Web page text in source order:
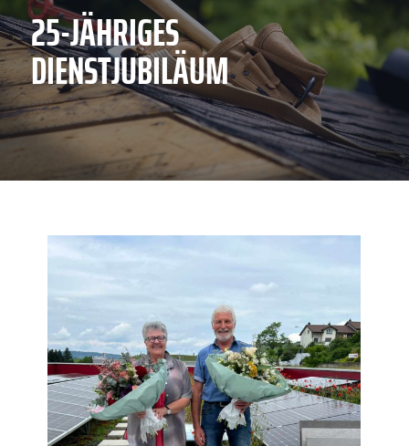
25-JÄHRIGES
DIENSTJUBILÄUM